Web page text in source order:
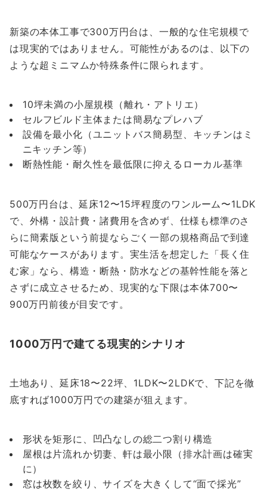
新築の本体工事で300万円台は、一般的な住宅規模で
は現実的ではありません。可能性があるのは、以下の
ような超ミニマムか特殊条件に限られます。
10坪未満の小屋規模（離れ・アトリエ）
セルフビルド主体または簡易なプレハブ
設備を最小化（ユニットバス簡易型、キッチンはミ
ニキッチン等）
断熱性能・耐久性を最低限に抑えるローカル基準
500万円台は、延床12〜15坪程度のワンルーム〜1LDK
で、外構・設計費・諸費用を含めず、仕様も標準のさ
らに簡素版という前提ならごく一部の規格商品で到達
可能なケースがあります。実生活を想定した「長く住
む家」なら、構造・断熱・防水などの基幹性能を落と
さずに成立させるため、現実的な下限は本体700〜
900万円前後が目安です。
1000万円で建てる現実的シナリオ
土地あり、延床18〜22坪、1LDK〜2LDKで、下記を徹
底すれば1000万円での建築が狙えます。
形状を矩形に、凹凸なしの総二つ割り構造
屋根は片流れか切妻、軒は最小限（排水計画は確実
に）
窓は枚数を絞り、サイズを大きくして“面で採光”